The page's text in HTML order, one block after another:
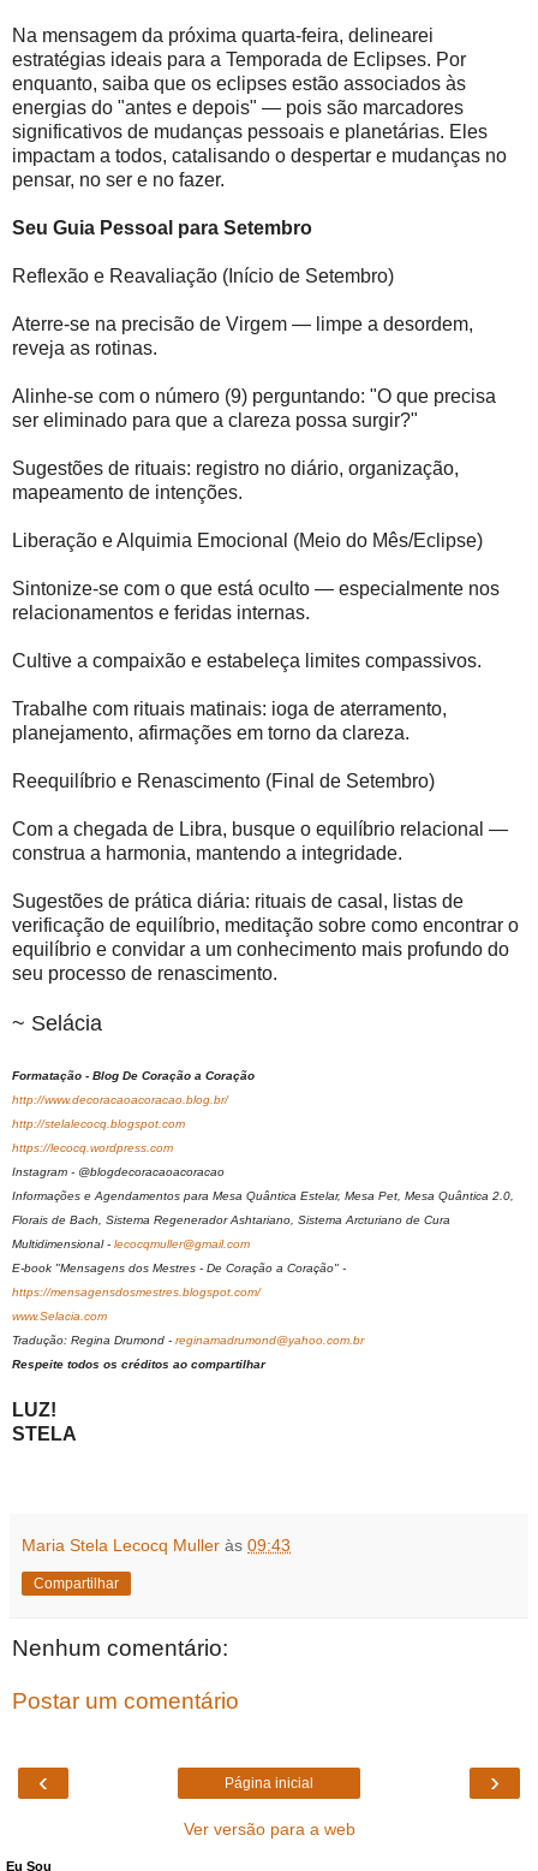
Na mensagem da próxima quarta-feira, delinearei
estratégias ideais para a Temporada de Eclipses. Por
enquanto, saiba que os eclipses estão associados às
energias do "antes e depois" — pois são marcadores
significativos de mudanças pessoais e planetárias. Eles
impactam a todos, catalisando o despertar e mudanças no
pensar, no ser e no fazer.
Seu Guia Pessoal para Setembro
Reflexão e Reavaliação (Início de Setembro)
Aterre-se na precisão de Virgem — limpe a desordem,
reveja as rotinas.
Alinhe-se com o número (9) perguntando: "O que precisa
ser eliminado para que a clareza possa surgir?"
Sugestões de rituais: registro no diário, organização,
mapeamento de intenções.
Liberação e Alquimia Emocional (Meio do Mês/Eclipse)
Sintonize-se com o que está oculto — especialmente nos
relacionamentos e feridas internas.
Cultive a compaixão e estabeleça limites compassivos.
Trabalhe com rituais matinais: ioga de aterramento,
planejamento, afirmações em torno da clareza.
Reequilíbrio e Renascimento (Final de Setembro)
Com a chegada de Libra, busque o equilíbrio relacional —
construa a harmonia, mantendo a integridade.
Sugestões de prática diária: rituais de casal, listas de
verificação de equilíbrio, meditação sobre como encontrar o
equilíbrio e convidar a um conhecimento mais profundo do
seu processo de renascimento.
~ Selácia
Formatação - Blog De Coração a Coração
http://www.decoracaoacoracao.blog.br/
http://stelalecocq.blogspot.com
https://lecocq.wordpress.com
Instagram - @blogdecoracaoacoracao
Informações e Agendamentos para Mesa Quântica Estelar, Mesa Pet, Mesa Quântica 2.0,
Florais de Bach, Sistema Regenerador Ashtariano, Sistema Arcturiano de Cura
Multidimensional - lecocqmuller@gmail.com
E-book "Mensagens dos Mestres - De Coração a Coração" -
https://mensagensdosmestres.blogspot.com/
www.Selacia.com
Tradução: Regina Drumond - reginamadrumond@yahoo.com.br
Respeite todos os créditos ao compartilhar
LUZ!
STELA
Maria Stela Lecocq Muller às 09:43
Compartilhar
Nenhum comentário:
Postar um comentário
‹ ›
Página inicial
Ver versão para a web
Eu Sou